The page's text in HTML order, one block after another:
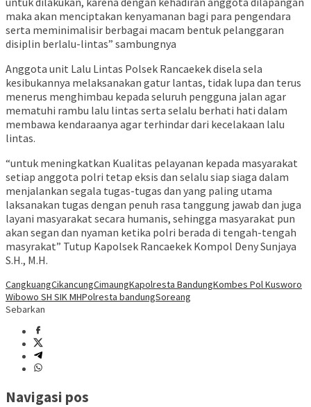
maka akan menciptakan kenyamanan bagi para pengendara
serta meminimalisir berbagai macam bentuk pelanggaran
disiplin berlalu-lintas” sambungnya
Anggota unit Lalu Lintas Polsek Rancaekek disela sela
kesibukannya melaksanakan gatur lantas, tidak lupa dan terus
menerus menghimbau kepada seluruh pengguna jalan agar
mematuhi rambu lalu lintas serta selalu berhati hati dalam
membawa kendaraanya agar terhindar dari kecelakaan lalu
lintas.
“untuk meningkatkan Kualitas pelayanan kepada masyarakat
setiap anggota polri tetap eksis dan selalu siap siaga dalam
menjalankan segala tugas-tugas dan yang paling utama
laksanakan tugas dengan penuh rasa tanggung jawab dan juga
layani masyarakat secara humanis, sehingga masyarakat pun
akan segan dan nyaman ketika polri berada di tengah-tengah
masyrakat” Tutup Kapolsek Rancaekek Kompol Deny Sunjaya
S.H., M.H.
CangkuangCikancungCimaungKapolresta BandungKombes Pol Kusworo
Wibowo SH SIK MHPolresta bandungSoreang
Sebarkan
Navigasi pos